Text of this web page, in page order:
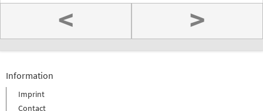
< >
Information
Imprint
Contact